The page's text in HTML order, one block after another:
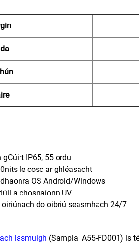
IP65, 55 ordu
le cosc ar ghléasacht
OS Android/Windows
a chosnaíonn UV
do oibriú seasmhach 24/7
lasmuigh (Sampla: A55-FD001) is